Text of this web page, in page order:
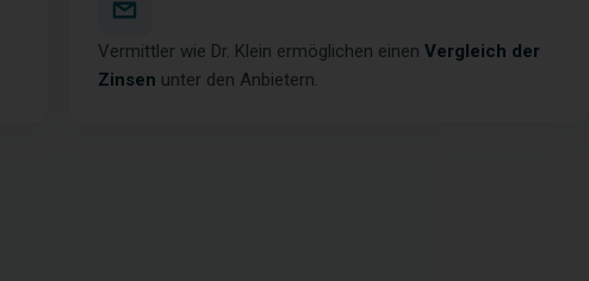
Vermittler wie Dr. Klein ermöglichen einen Vergleich der
Zinsen unter den Anbietern.